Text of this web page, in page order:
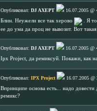
Опубликовал: DJ AXEPT
16.07.2005 @
Блин. Неужели все так херово
. Я
ее до ума да проц не вывозит. Вот
Опубликовал: DJ AXEPT
16.07.2005 @
Ipx Project, да ремиксуй. Покажи, как
Опубликовал: IPX Project
16.07.2005 @
Впринципе основа есть... надо
ремикс?